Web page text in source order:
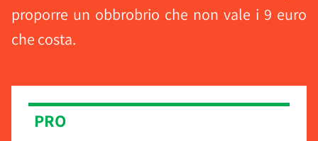
proporre un obbrobrio che non vale i 9 euro
che costa.
PRO